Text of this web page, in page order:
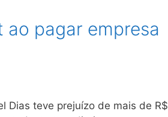
pagar empresa
Dias teve prejuízo de mais de R$